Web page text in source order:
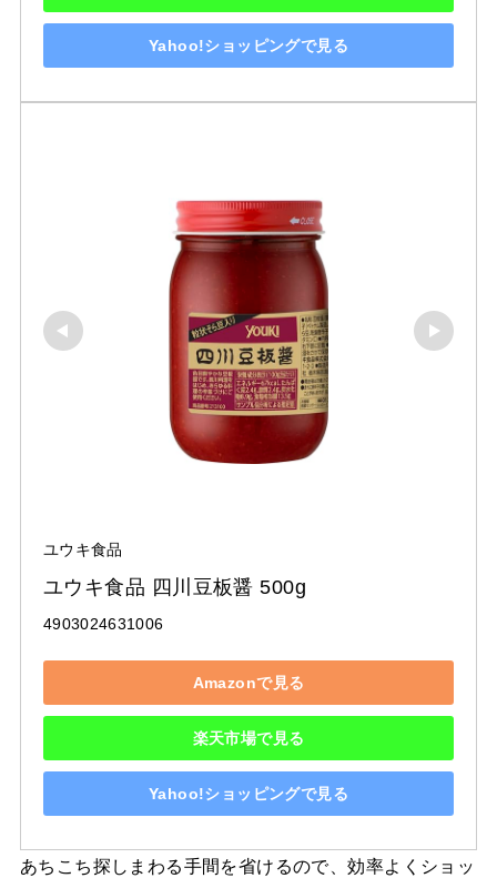
Yahoo!ショッピングで見る
ユウキ食品
ユウキ食品 四川豆板醤 500g
4903024631006
Amazonで見る
楽天市場で見る
Yahoo!ショッピングで見る
あちこち探しまわる手間を省けるので、効率よくショッ